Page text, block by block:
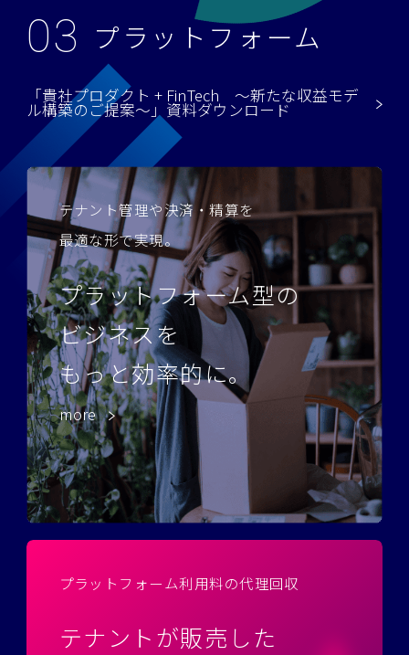
03 プラットフォーム
「貴社プロダクト + FinTech ～新たな収益モデ
ル構築のご提案～」資料ダウンロード
テナント管理や決済・精算を
最適な形で実現。
プラットフォーム型の
ビジネスを
もっと効率的に。
more
プラットフォーム利用料の代理回収
テナントが販売した